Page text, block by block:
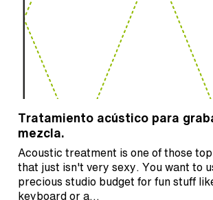
Tratamiento acústico para
mezcla.
Acoustic treatment is one of those
that just isn't very sexy. You want to
precious studio budget for fun stuff
keyboard or a…